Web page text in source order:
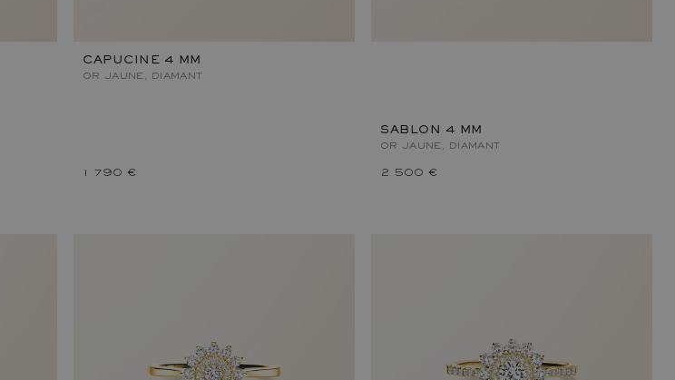
CAPUCINE 4 MM
OR JAUNE, DIAMANT
1 790 €
SABLON 4 MM
OR JAUNE, DIAMANT
2 500 €